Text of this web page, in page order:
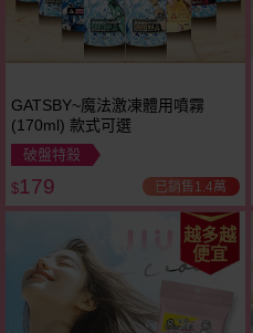
GATSBY~魔法激凍體用噴霧
(170ml) 款式可選
破盤特殺
$179 已銷售1.4萬
越多越
便宜